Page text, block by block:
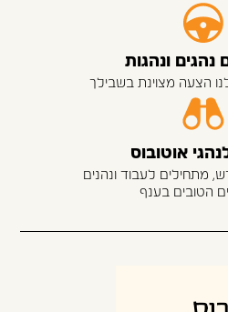
ונהגות
הצעה מצוינת בשבילך
אוטובוס
מתחילים לעבוד ונהנים
הטובים בענף